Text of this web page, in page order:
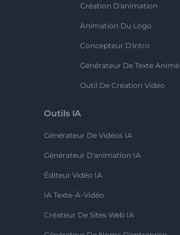
Création D'animation
Animation Du Logo
Concepteur D'intro
Générateur De Texte Animé
Outil De Création Vidéo
Outils IA
Générateur De Vidéos IA
Générateur D'animation IA
Éditeur Vidéo IA
IA Texte-À-Vidéo
Créateur De Sites Web IA